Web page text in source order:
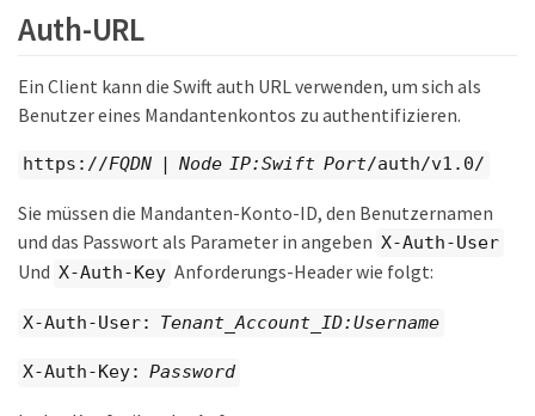
Auth-URL
Ein Client kann die Swift auth URL verwenden, um sich als
Benutzer eines Mandantenkontos zu authentifizieren.
https://FQDN | Node IP:Swift Port/auth/v1.0/
Sie müssen die Mandanten-Konto-ID, den Benutzernamen
und das Passwort als Parameter in angeben X-Auth-User
Und X-Auth-Key Anforderungs-Header wie folgt:
X-Auth-User: Tenant_Account_ID:Username
X-Auth-Key: Password